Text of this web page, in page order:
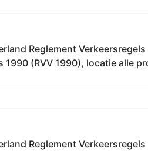
Reglement Verkeersregels
1990 (RVV 1990), locatie alle
Reglement Verkeersregels